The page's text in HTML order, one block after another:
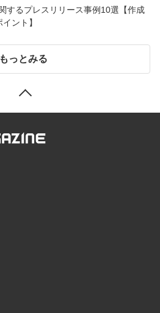
するプレスリリース事例10選【作成
ント】
もっとみる